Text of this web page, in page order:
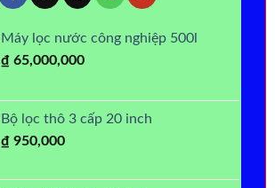
Máy lọc nước công nghiệp 500l
₫65,000,000
Bộ lọc thô 3 cấp 20 inch
₫950,000